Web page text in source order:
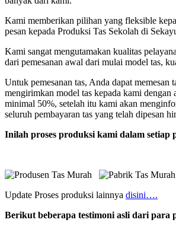
Kami memberikan pilihan yang fleksible
pesan kepada Produksi Tas Sekolah di
Kami sangat mengutamakan kualitas
dari pemesanan awal dari mulai model tas,
Untuk pemesanan tas, Anda dapat
mengirimkan model tas kepada kami dengan
minimal 50%, setelah itu kami akan
seluruh pembayaran tas yang telah dipesan
Inilah proses produksi kami dalam setiap
Update Proses produksi lainnya disini….
Berikut beberapa testimoni asli dari para